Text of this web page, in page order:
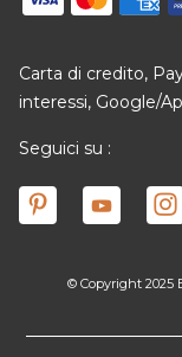
Carta di credito,
interessi, Google/
Seguici su :
© Copyright 2025